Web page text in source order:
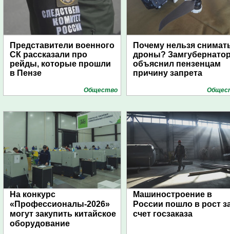
Представители военного
СК рассказали про
рейды, которые прошли
в Пензе
Общество
Почему нельзя
дроны?
объяснил пензенцам
причину запрета
На конкурс
«Профессионалы-2026»
могут закупить китайское
оборудование
Машиностроение в
России пошло в рост
счет госзаказа